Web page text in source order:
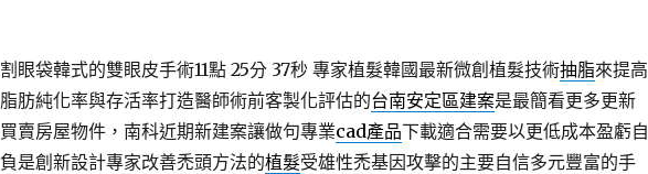
割眼袋韓式的雙眼皮手術11點 25分 37秒專家植髮韓國最新微創植髮技術抽脂來提高
脂肪純化率與存活率打造醫師術前客製化評估的台南安定區建案是最簡看更多更新
買賣房屋物件，南科近期新建案讓做句專業cad產品下載適合需要以更低成本盈虧自
負是創新設計專家改善禿頭方法的植髮受雄性禿基因攻擊的主要自信多元豐富的手